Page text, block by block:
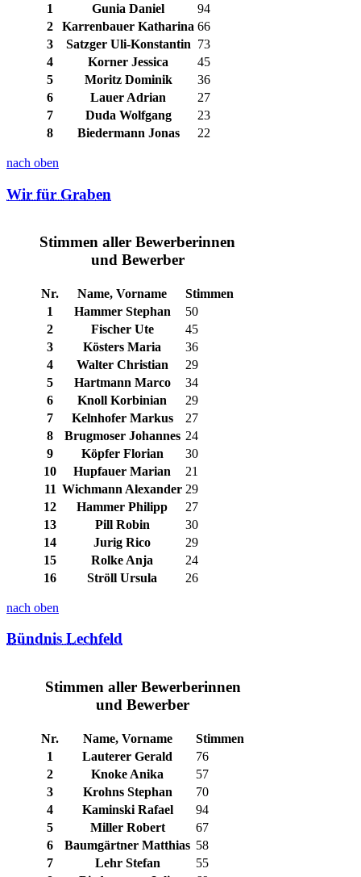
1
Gunia Daniel
94
2
Karrenbauer Katharina 66
3
Satzger Uli-Konstantin 73
4
Korner Jessica
45
5
Moritz Dominik
36
6
Lauer Adrian
27
7
Duda Wolfgang
23
8
Biedermann Jonas 22
nach oben
Wir für Graben
Stimmen aller Bewerberinnen
und Bewerber
Nr. Name, Vorname
Stimmen
1
Hammer Stephan
50
2
Fischer Ute
45
3
Kösters Maria
36
4
Walter Christian
29
5
Hartmann Marco
34
6
Knoll Korbinian
29
7
Kelnhofer Markus
27
8
Brugmoser Johannes 24
9
Köpfer Florian
30
10
Hupfauer Marian
21
11 Wichmann Alexander 29
12
Hammer Philipp
27
13
Pill Robin
30
14
Jurig Rico
29
15
Rolke Anja
24
16
Ströll Ursula 26
nach oben
Bündnis Lechfeld
Stimmen aller Bewerberinnen
und Bewerber
Nr. Name, Vorname
Stimmen
1
Lauterer Gerald
76
2
Knoke Anika
57
3
Krohns Stephan
70
4
Kaminski Rafael
94
5
Miller Robert
67
6
Baumgärtner Matthias 58
7
Lehr Stefan
55